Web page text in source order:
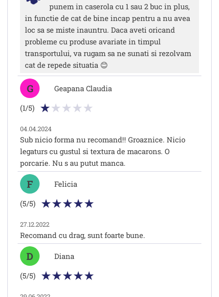
punem in caserola cu 1 sau 2 buc in plus,
in functie de cat de bine incap pentru a nu avea
loc sa se miste inauntru. Daca aveti oricand
probleme cu produse avariate in timpul
transportului, va rugam sa ne sunati si rezolvam
cat de repede situatia 😊
G
Geapana Claudia
(1/5)
04.04.2024
Sub nicio forma nu recomand!! Groaznice. Nicio
legaturs cu gustul si textura de macarons. O
porcarie. Nu s au putut manca.
F
Felicia
(5/5)
27.12.2022
Recomand cu drag, sunt foarte bune.
D
Diana
(5/5)